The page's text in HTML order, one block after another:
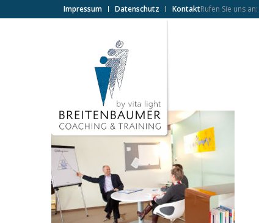
Impressum Datenschutz KontaktRufen Sie uns an: